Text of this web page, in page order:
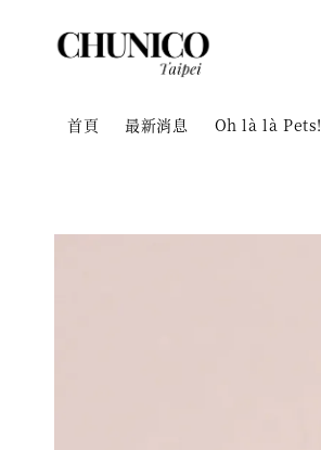
首頁 最新消息 Oh là là Pets!